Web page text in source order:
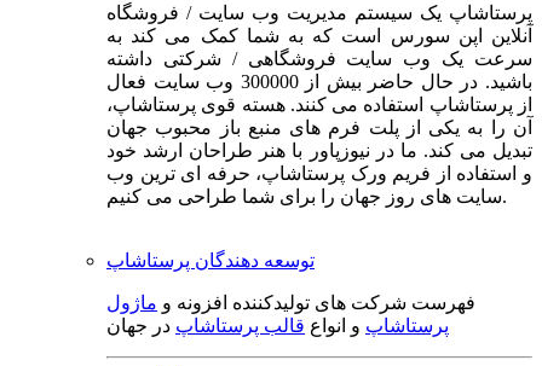
پرستاشاپ یک سیستم مدیریت وب سایت / فروشگاه
آنلاین اپن سورس است که به شما کمک می کند به
سرعت یک وب سایت فروشگاهی / شرکتی داشته
باشید. در حال حاضر بیش از 300000 وب سایت فعال
از پرستاشاپ استفاده می کنند. هسته قوی پرستاشاپ،
آن را به یکی از پلت فرم های منبع باز محبوب جهان
تبدیل می کند. ما در نیوزپاور با هنر طراحان ارشد خود
و استفاده از فریم ورک پرستاشاپ، حرفه ای ترین وب
سایت های روز جهان را برای شما طراحی می کنیم.
توسعه دهندگان پرستاشاپ
فهرست شرکت های تولیدکننده افزونه و ماژول
پرستاشاپ و انواع قالب پرستاشاپ در جهان